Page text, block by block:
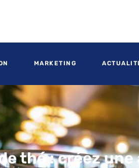
MARKETING
thé : créez